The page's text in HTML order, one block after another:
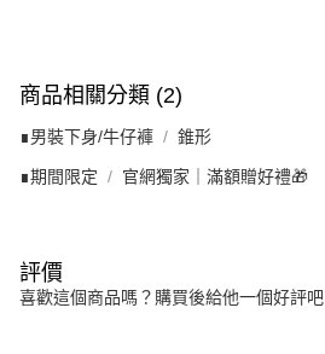
商品相關分類 (2)
∎男裝下身/牛仔褲 錐形
∎期間限定 官網獨家｜滿額贈好禮🎁
評價
喜歡這個商品嗎？購買後給他一個好評吧